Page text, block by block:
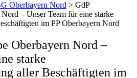
Oberbayern Nord > GdP
– Unser Team für eine starke
im PP Oberbayern Nord
Oberbayern Nord –
starke
aller Beschäftigten im